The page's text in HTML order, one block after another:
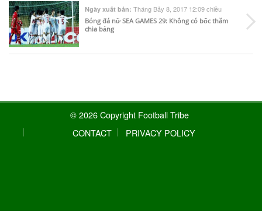
Ngày xuất bản: Tháng Bảy 8, 2017 12:09 chiều
Bóng đá nữ SEA GAMES 29: Không có bốc thăm
chia bảng
© 2026 Copyright Football Tribe
CONTACT
PRIVACY POLICY